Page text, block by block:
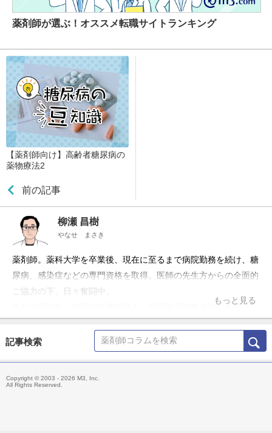
薬剤師が選ぶ！オススメ転職サイトランキング
【薬剤師向け】高齢者糖尿病の
薬物療法2
前の記事
柳瀬 昌樹
やなせ まさき
薬剤師。薬科大学を卒業後、現在に至るまで病院勤務を続け、糖
尿病、感染症などの専門資格を取得。医師の先生方からの全面的
ご協力の下、日々奮闘中。
主な取得資格：糖尿病療養指導士、糖尿病薬物療法認定薬剤師、
師、実務実習認定薬剤師
所属学会：日本糖尿病学会、日本くすりと糖尿病学会(認定薬剤
もっと見る
記事検索
Copyright © 2003 - 2026 M3, Inc.
All Rights Reserved.